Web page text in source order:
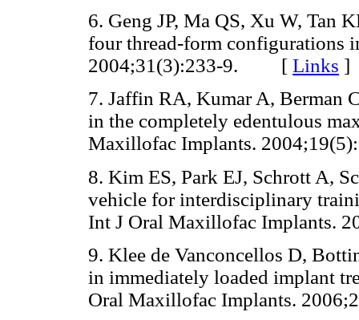
6. Geng JP, Ma QS, Xu W, Tan
four thread-form configurations
2004;31(3):233-9. [ Links ]
7. Jaffin RA, Kumar A, Berman
in the completely edentulous
Maxillofac Implants.
8. Kim ES, Park EJ, Schrott A,
vehicle for interdisciplinary
Int J Oral Maxillofac
9. Klee de Vanconcellos D,
in immediately loaded implant
Oral Maxillofac Implants.